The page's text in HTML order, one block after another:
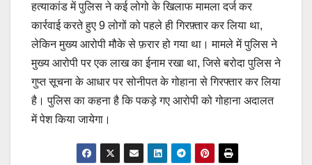
हत्याकांड में पुलिस ने कई लोगो के खिलाफ मामला दर्ज कर
कार्रवाई करते हुए 9 लोगों को पहले ही गिरफ़्तार कर लिया था,
लेकिन मुख्य आरोपी मौके से फ़रार हो गया था। मामले में पुलिस ने
मुख्य आरोपी पर एक लाख का ईनाम रखा था, जिसे बरोदा पुलिस ने
गुप्त सूचना के आधार पर सोनीपत के गोहाना से गिरफ्तार कर लिया
है। पुलिस का कहना है कि पकड़े गए आरोपी को गोहाना अदालत
में पेश किया जायेगा।